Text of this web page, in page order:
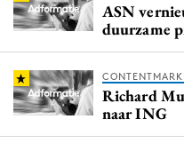
ASN
duurzame
Richard
naar ING